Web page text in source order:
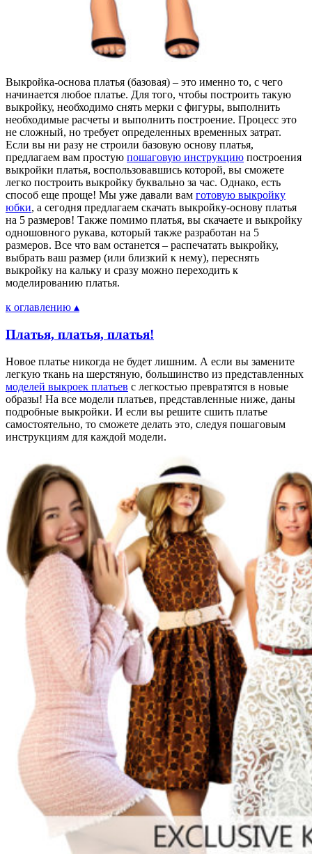
Выкройка-основа платья (базовая) – это именно то, с чего
начинается любое платье. Для того, чтобы построить такую
выкройку, необходимо снять мерки с фигуры, выполнить
необходимые расчеты и выполнить построение. Процесс это
не сложный, но требует определенных временных затрат.
Если вы ни разу не строили базовую основу платья,
предлагаем вам простую пошаговую инструкцию построения
выкройки платья, воспользовавшись которой, вы сможете
легко построить выкройку буквально за час. Однако, есть
способ еще проще! Мы уже давали вам готовую выкройку
юбки, а сегодня предлагаем скачать выкройку-основу платья
на 5 размеров! Также помимо платья, вы скачаете и выкройку
одношовного рукава, который также разработан на 5
размеров. Все что вам останется – распечатать выкройку,
выбрать ваш размер (или близкий к нему), переснять
выкройку на кальку и сразу можно переходить к
моделированию платья.
к оглавлению ▴
Платья, платья, платья!
Новое платье никогда не будет лишним. А если вы замените
легкую ткань на шерстяную, большинство из представленных
моделей выкроек платьев с легкостью превратятся в новые
образы! На все модели платьев, представленные ниже, даны
подробные выкройки. И если вы решите сшить платье
самостоятельно, то сможете делать это, следуя пошаговым
инструкциям для каждой модели.